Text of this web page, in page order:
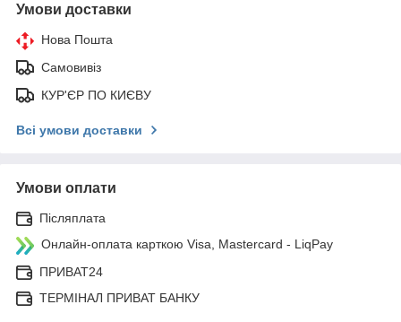
Умови доставки
Нова Пошта
Самовивіз
КУР'ЄР ПО КИЄВУ
Всі умови доставки
Умови оплати
Післяплата
Онлайн-оплата карткою Visa, Mastercard - LiqPay
ПРИВАТ24
ТЕРМІНАЛ ПРИВАТ БАНКУ